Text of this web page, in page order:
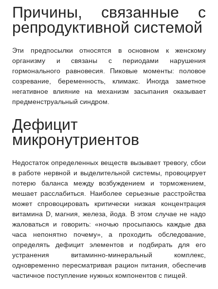
Причины, связанные с
репродуктивной системой
Эти предпосылки относятся в основном к женскому
организму и связаны с периодами нарушения
гормонального равновесия. Пиковые моменты: половое
созревание, беременность, климакс. Иногда заметное
негативное влияние на механизм засыпания оказывает
предменструальный синдром.
Дефицит
микронутриентов
Недостаток определенных веществ вызывает тревогу, сбои
в работе нервной и выделительной системы, провоцирует
потерю баланса между возбуждением и торможением,
мешает расслабиться. Наиболее серьезные расстройства
может спровоцировать критически низкая концентрация
витамина D, магния, железа, йода. В этом случае не надо
жаловаться и говорить: «ночью просыпаюсь каждые два
часа непонятно почему», а проходить обследование,
определять дефицит элементов и подбирать для его
устранения витаминно-минеральный комплекс,
одновременно пересматривая рацион питания, обеспечив
частичное поступление нужных компонентов с пищей.